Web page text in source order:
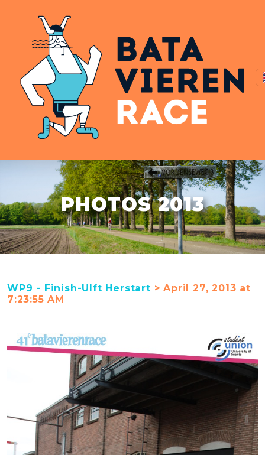
PHOTOS 2013
WP9 - Finish-Ulft Herstart > April 27, 2013 at
7:23:55 AM